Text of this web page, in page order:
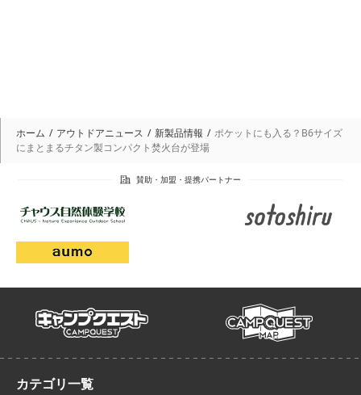
ホーム アウトドアニュース 新製品情報
ポケットにも入る？B6サイズ
にまとまるチタン製コンパクト焚火台が登場
campquest campmap